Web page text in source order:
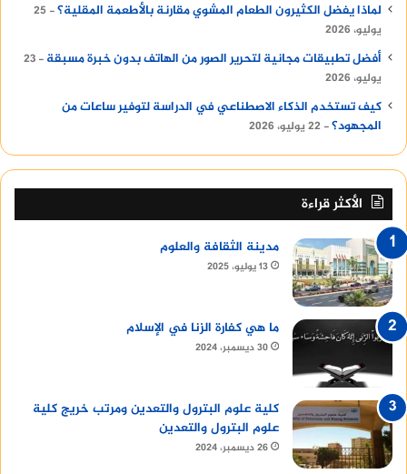
لماذا يفضل الكثيرون الطعام المشوي مقارنة بالأطعمة المقلية؟
25
يوليو، 2026
أفضل تطبيقات مجانية لتحرير الصور من الهاتف بدون خبرة مسبقة
23
يوليو، 2026
كيف تستخدم الذكاء الاصطناعي في الدراسة لتوفير ساعات من
المجهود؟ 22 يوليو، 2026
الأكثر قراءة
مدينة الثقافة والعلوم
13 يوليو، 2025
ما هي كفارة الزنا في الإسلام
30 ديسمبر، 2024
كلية علوم البترول والتعدين ومرتب خريج كلية
علوم البترول والتعدين
26 ديسمبر، 2024